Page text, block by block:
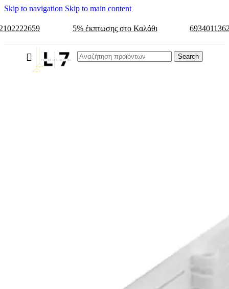
Skip to navigation Skip to main content
5% έκπτωσης στο Καλάθι
Search